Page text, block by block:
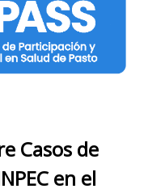
Casos de
en el